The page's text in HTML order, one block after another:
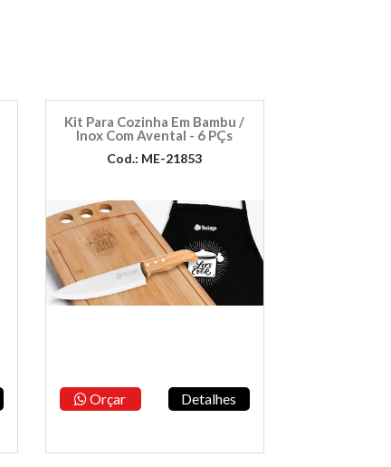
Kit Para Cozinha Em Bambu /
Inox Com Avental - 6 PÇs
Cod.: ME-21853
Orçar Detalhes